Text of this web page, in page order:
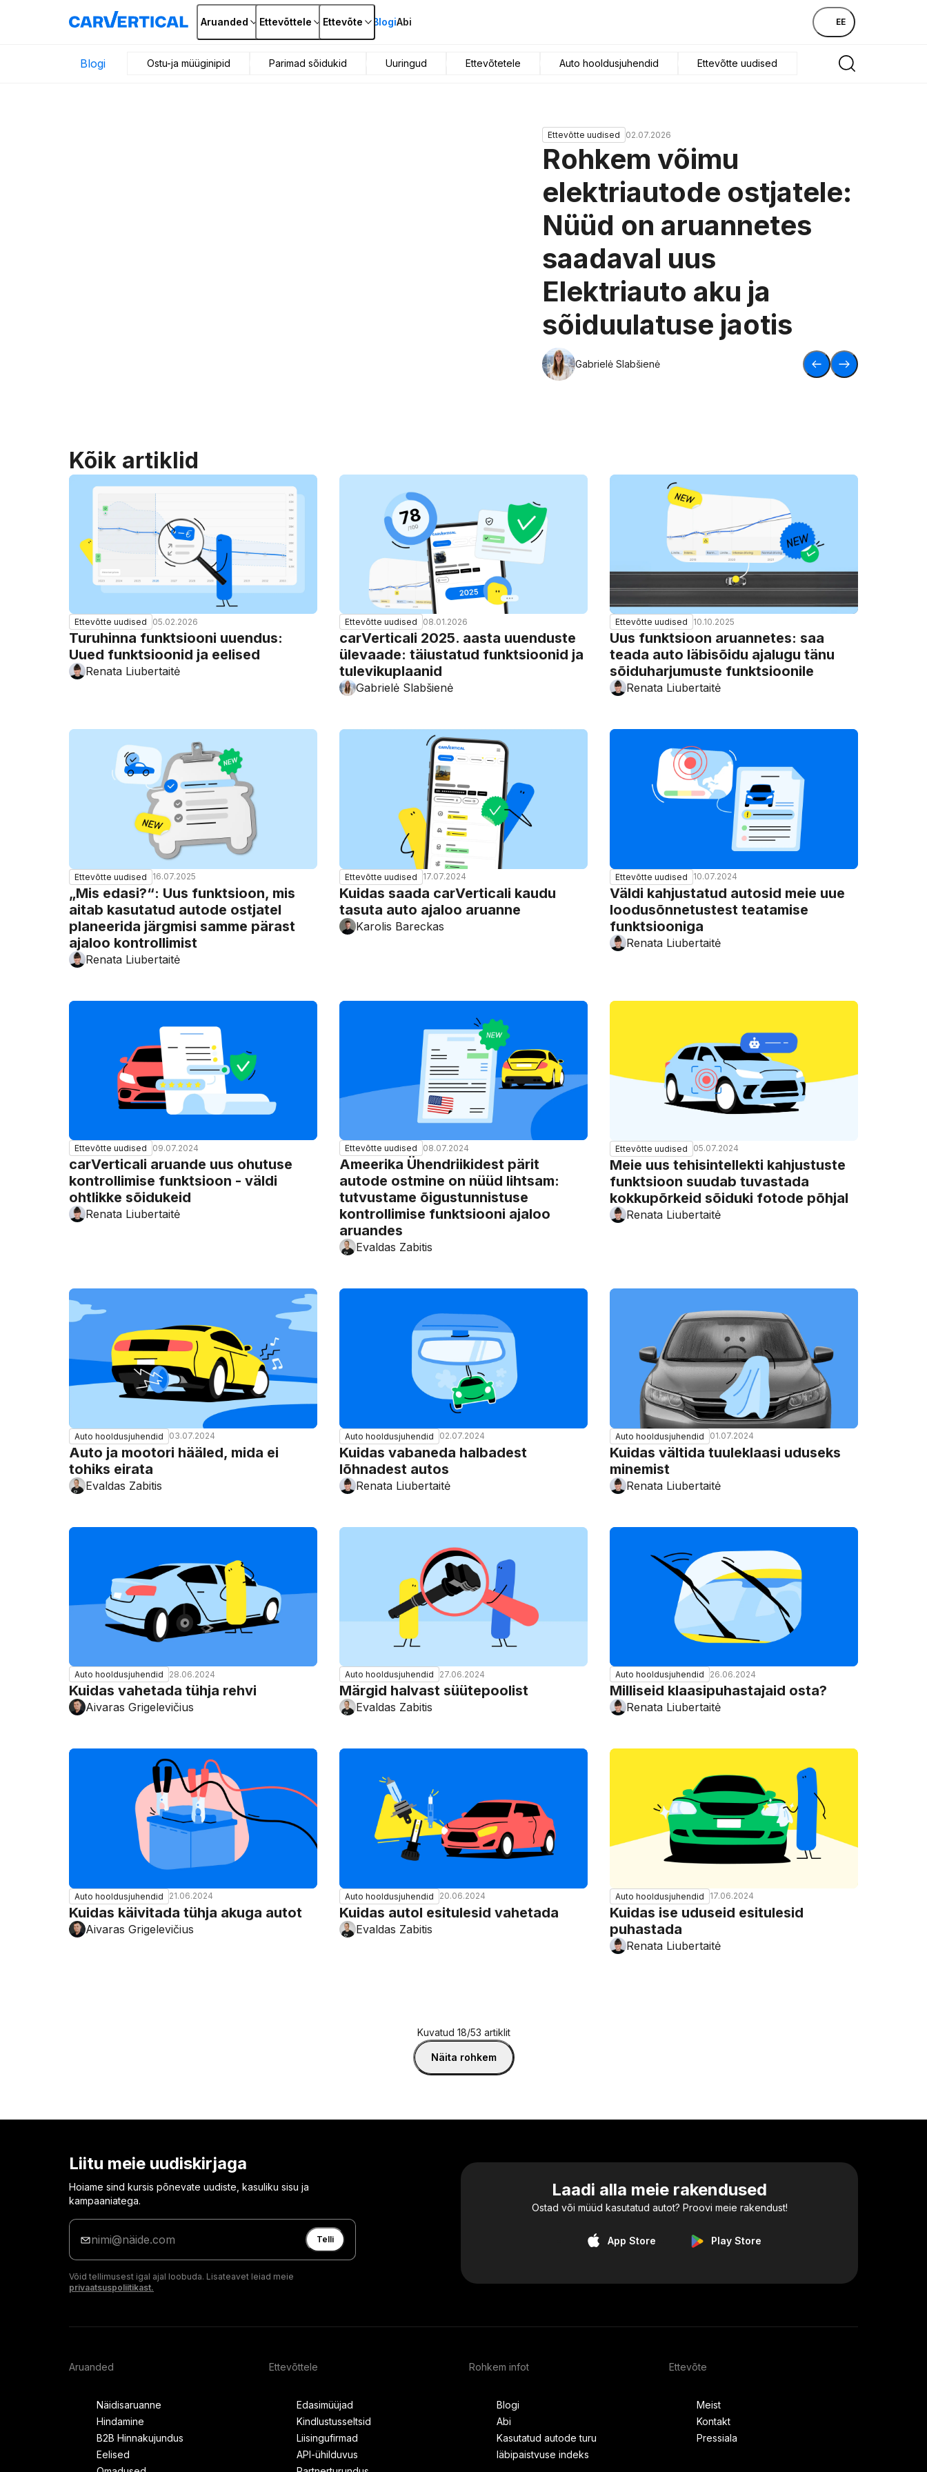
Aruanded Ettevõttele Ettevõte BlogiAbi EE
Blogi Ostu-ja müüginipid Parimad sõidukid Uuringud Ettevõtetele Auto hooldusjuhendid Ettevõtte uudised
Ettevõtte uudised 02.07.2026
Rohkem võimu
elektriautode ostjatele:
Nüüd on aruannetes
saadaval uus
Elektriauto aku ja
sõiduulatuse jaotis
Gabrielė Slabšienė
Kõik artiklid
Ettevõtte uudised 05.02.2026
Turuhinna funktsiooni uuendus:
Uued funktsioonid ja eelised
Renata Liubertaitė
Ettevõtte uudised 08.01.2026
carVerticali 2025. aasta uuenduste
ülevaade: täiustatud funktsioonid ja
tulevikuplaanid
Gabrielė Slabšienė
Ettevõtte uudised 10.10.2025
Uus funktsioon aruannetes: saa
teada auto läbisõidu ajalugu tänu
sõiduharjumuste funktsioonile
Renata Liubertaitė
Ettevõtte uudised 16.07.2025
„Mis edasi?“: Uus funktsioon, mis
aitab kasutatud autode ostjatel
planeerida järgmisi samme pärast
ajaloo kontrollimist
Renata Liubertaitė
Ettevõtte uudised 17.07.2024
Kuidas saada carVerticali kaudu
tasuta auto ajaloo aruanne
Karolis Bareckas
Ettevõtte uudised 10.07.2024
Väldi kahjustatud autosid meie uue
loodusõnnetustest teatamise
funktsiooniga
Renata Liubertaitė
Ettevõtte uudised 09.07.2024
carVerticali aruande uus ohutuse
kontrollimise funktsioon - väldi
ohtlikke sõidukeid
Renata Liubertaitė
Ettevõtte uudised 08.07.2024
Ameerika Ühendriikidest pärit
autode ostmine on nüüd lihtsam:
tutvustame õigustunnistuse
kontrollimise funktsiooni ajaloo
aruandes
Evaldas Zabitis
Ettevõtte uudised 05.07.2024
Meie uus tehisintellekti kahjustuste
funktsioon suudab tuvastada
kokkupõrkeid sõiduki fotode põhjal
Renata Liubertaitė
Auto hooldusjuhendid 03.07.2024
Auto ja mootori hääled, mida ei
tohiks eirata
Evaldas Zabitis
Auto hooldusjuhendid 02.07.2024
Kuidas vabaneda halbadest
lõhnadest autos
Renata Liubertaitė
Auto hooldusjuhendid 01.07.2024
Kuidas vältida tuuleklaasi uduseks
minemist
Renata Liubertaitė
Auto hooldusjuhendid 28.06.2024
Kuidas vahetada tühja rehvi
Aivaras Grigelevičius
Auto hooldusjuhendid 27.06.2024
Märgid halvast süütepoolist
Evaldas Zabitis
Auto hooldusjuhendid 26.06.2024
Milliseid klaasipuhastajaid osta?
Renata Liubertaitė
Auto hooldusjuhendid 21.06.2024
Kuidas käivitada tühja akuga autot
Aivaras Grigelevičius
Auto hooldusjuhendid 20.06.2024
Kuidas autol esitulesid vahetada
Evaldas Zabitis
Auto hooldusjuhendid 17.06.2024
Kuidas ise uduseid esitulesid
puhastada
Renata Liubertaitė
Kuvatud 18/53 artiklit
Näita rohkem
Liitu meie uudiskirjaga
Hoiame sind kursis põnevate uudiste, kasuliku sisu ja
kampaaniatega.
Sisesta
oma
e-
aadress
Telli
Võid tellimusest igal ajal loobuda. Lisateavet leiad meie
privaatsuspoliitikast.
Laadi alla meie rakendused
Ostad või müüd kasutatud autot? Proovi meie rakendust!
App Store Play Store
Aruanded
Näidisaruanne
Hindamine
B2B Hinnakujundus
Eelised
Ettevõttele
Edasimüüjad
Kindlustusseltsid
Liisingufirmad
API-ühilduvus
Rohkem infot
Blogi
Abi
Kasutatud autode turu
läbipaistvuse indeks
Ettevõte
Meist
Kontakt
Pressiala